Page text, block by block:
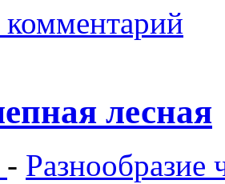
комментарий
лесная
- Разнообразие